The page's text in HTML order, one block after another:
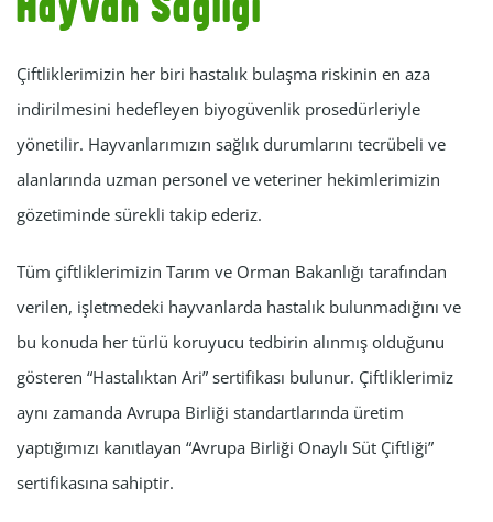
Hayvan Sağlığı
Çiftliklerimizin her biri hastalık bulaşma riskinin en aza
indirilmesini hedefleyen biyogüvenlik prosedürleriyle
yönetilir. Hayvanlarımızın sağlık durumlarını tecrübeli ve
alanlarında uzman personel ve veteriner hekimlerimizin
gözetiminde sürekli takip ederiz.
Tüm çiftliklerimizin Tarım ve Orman Bakanlığı tarafından
verilen, işletmedeki hayvanlarda hastalık bulunmadığını ve
bu konuda her türlü koruyucu tedbirin alınmış olduğunu
gösteren “Hastalıktan Ari” sertifikası bulunur. Çiftliklerimiz
aynı zamanda Avrupa Birliği standartlarında üretim
yaptığımızı kanıtlayan “Avrupa Birliği Onaylı Süt Çiftliği”
sertifikasına sahiptir.